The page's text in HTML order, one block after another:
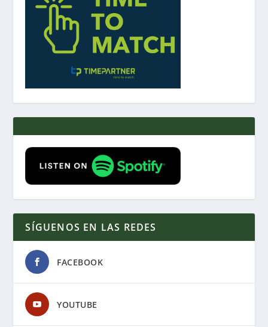
SÍGUENOS EN LAS REDES
FACEBOOK
YOUTUBE